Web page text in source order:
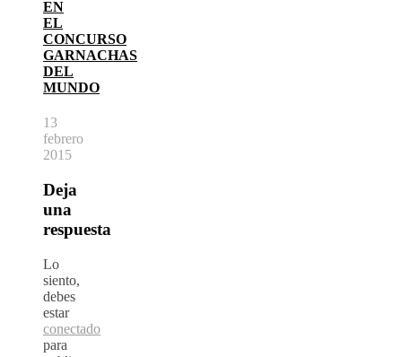
EN
EL
CONCURSO
GARNACHAS
DEL
MUNDO
13
febrero
2015
Deja
una
respuesta
Lo
siento,
debes
estar
conectado
para